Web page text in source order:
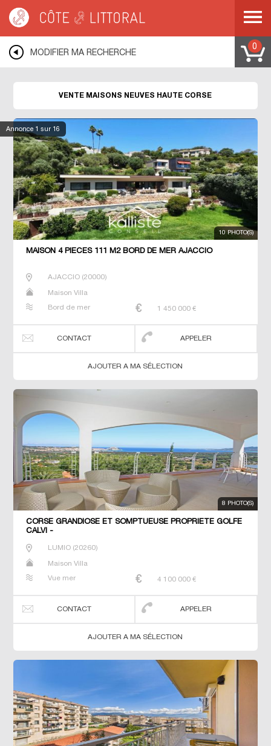
HAUTE CORSE
MODIFIER MA RECHERCHE
0
Annonce 1 sur 16
VENTE MAISONS NEUVES HAUTE CORSE
10 PHOTO(S)
MAISON 4 PIECES 111 M2 BORD DE MER AJACCIO
AJACCIO(20000)
Maison Villa
Bord de mer 1 450 000 €
CONTACT APPELER
AJOUTER A MA SÉLECTION
8 PHOTO(S)
CORSE GRANDIOSE ET SOMPTUEUSE PROPRIETE GOLFE
CALVI -
LUMIO(20260)
Maison Villa
Vue mer 4 100 000 €
CONTACT APPELER
AJOUTER A MA SÉLECTION